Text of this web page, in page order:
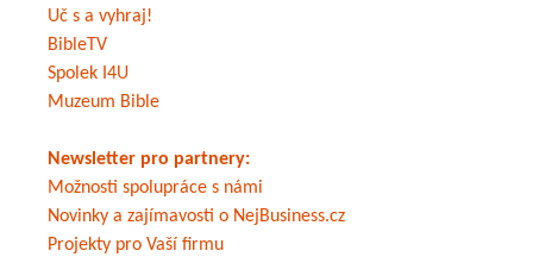
Uč s a vyhraj!
BibleTV
Spolek I4U
Muzeum Bible
Newsletter pro partnery:
Možnosti spolupráce s námi
Novinky a zajímavosti o NejBusiness.cz
Projekty pro Vaší firmu